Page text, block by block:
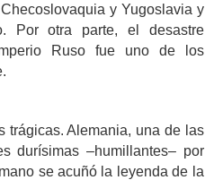
y Yugoslavia y
Por otra parte, el desastre
Ruso fue uno de los
trágicas. Alemania, una de las
durísimas –humillantes– por
se acuñó la leyenda de la